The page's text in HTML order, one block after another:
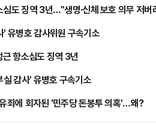
심도 징역 3년…"생명·신체 보호 의무 저버
유병호 감사위원 구속기소
항소심도 징역 3년
감사' 유병호 구속기소
죄에 회자된 '민주당 돈봉투 의혹'…왜?